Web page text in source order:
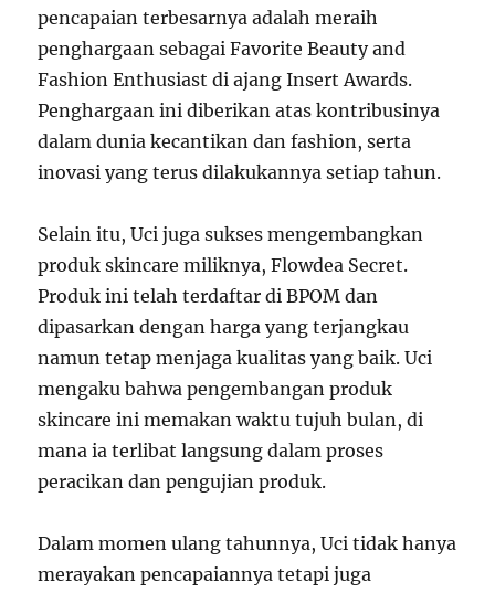
pencapaian terbesarnya adalah meraih
penghargaan sebagai Favorite Beauty and
Fashion Enthusiast di ajang Insert Awards.
Penghargaan ini diberikan atas kontribusinya
dalam dunia kecantikan dan fashion, serta
inovasi yang terus dilakukannya setiap tahun.
Selain itu, Uci juga sukses mengembangkan
produk skincare miliknya, Flowdea Secret.
Produk ini telah terdaftar di BPOM dan
dipasarkan dengan harga yang terjangkau
namun tetap menjaga kualitas yang baik. Uci
mengaku bahwa pengembangan produk
skincare ini memakan waktu tujuh bulan, di
mana ia terlibat langsung dalam proses
peracikan dan pengujian produk.
Dalam momen ulang tahunnya, Uci tidak hanya
merayakan pencapaiannya tetapi juga